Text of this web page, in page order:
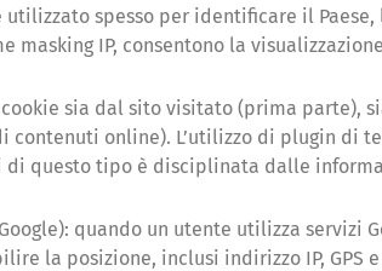
utilizzato spesso per identificare il
IP, consentono la
sia dal sito visitato (prima parte),
contenuti online). L’utilizzo di plugin di
questo tipo è disciplinata dalle
quando un utente utilizza servizi
la posizione, inclusi indirizzo IP, GPS